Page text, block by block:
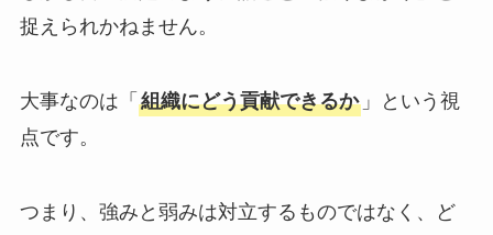
捉えられかねません。
大事なのは「組織にどう貢献できるか」という視
点です。
つまり、強みと弱みは対立するものではなく、ど